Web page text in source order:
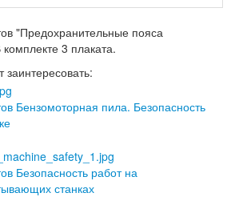
"Предохранительные пояса
3 плаката.
Бензомоторная пила. Безопасность
Безопасность работ на
станках